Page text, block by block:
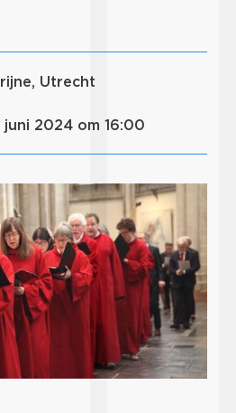
Utrecht
juni 2024 om 16:00